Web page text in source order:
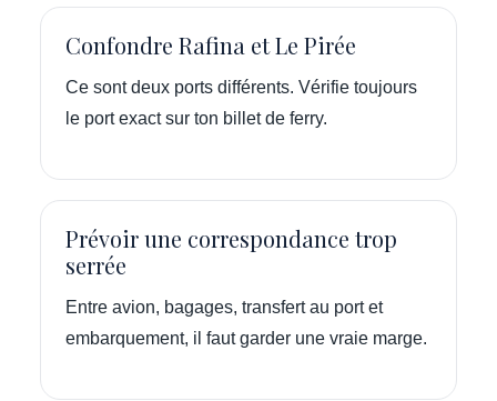
Confondre Rafina et Le Pirée
Ce sont deux ports différents. Vérifie toujours
le port exact sur ton billet de ferry.
Prévoir une correspondance trop
serrée
Entre avion, bagages, transfert au port et
embarquement, il faut garder une vraie marge.